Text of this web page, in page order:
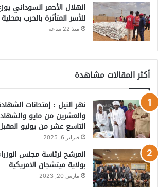
للأسر المتأثرة بالحرب
منذ 22 ساعة
أكثر المقالات مشاهدة
نهر النيل : إمتحانات
والعشرين من مايو
التاسع عشر من يوليو
فبراير 6, 2025
المرشح لرئاسة مجلس
بولاية ميتشجان الامريكية
مارس 20, 2023